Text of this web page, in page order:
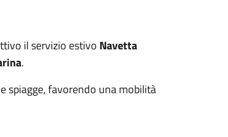
il servizio estivo Navetta
.
spiagge, favorendo una mobilità